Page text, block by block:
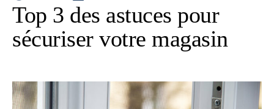
Top 3 des astuces pour
sécuriser votre magasin